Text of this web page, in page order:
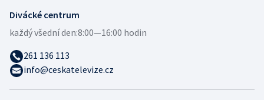
Divácké centrum
každý všední den:8:00—16:00 hodin
261 136 113
info@ceskatelevize.cz